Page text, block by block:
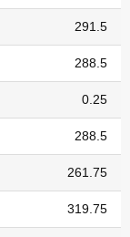
291.5
288.5
0.25
288.5
261.75
319.75